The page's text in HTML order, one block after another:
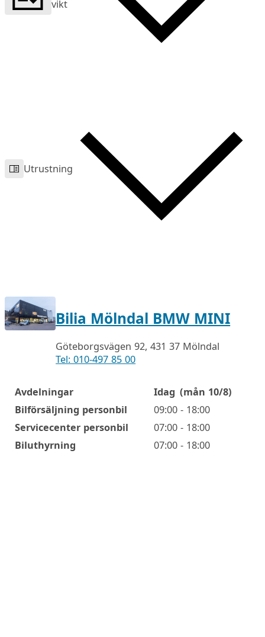
vikt
Utrustning
Bilia Mölndal BMW MINI
Göteborgsvägen 92, 431 37 Mölndal
Tel: 010-497 85 00
Öppettider
Avdelningar Idag (mån 10/8)
Bilförsäljning personbil
09:00 - 18:00
Servicecenter personbil
07:00 - 18:00
Biluthyrning
07:00 - 18:00